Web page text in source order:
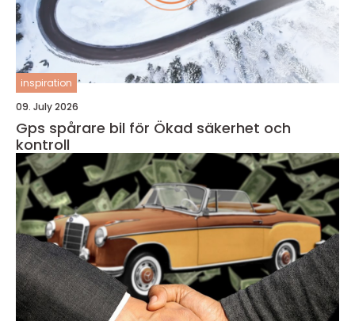
inspiration
09. July 2026
Gps spårare bil för Ökad säkerhet och
kontroll